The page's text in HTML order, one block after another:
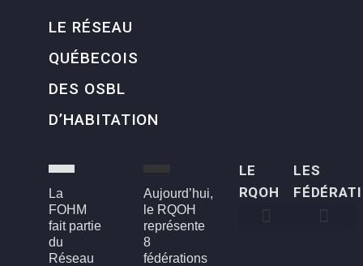
LE RÉSEAU
QUÉBECOIS
DES OSBL
D’HABITATION
La
FOHM
fait partie
du
Réseau
Aujourd’hui,
le RQOH
représente
8
fédérations
LE
RQOH
LES